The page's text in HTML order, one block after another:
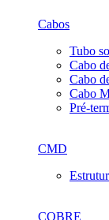
Cabos
Tubo
Cabo
Cabo
Cabo
Pré-
CMD
COBRE